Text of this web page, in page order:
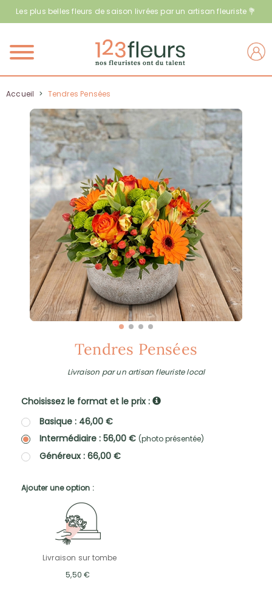
Les plus belles fleurs de saison livrées par un artisan fleuriste 💐
Menu
Accueil > Tendres Pensées
Tendres Pensées
Livraison par un artisan fleuriste local
Choisissez le format et le prix :
Basique : 46,00 €
Intermédiaire : 56,00 € (photo présentée)
Généreux : 66,00 €
Ajouter une option :
Livraison sur tombe
5,50 €